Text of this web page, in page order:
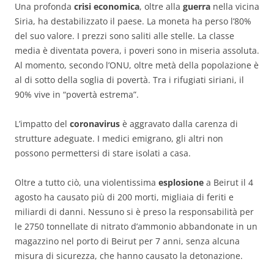
Una profonda crisi economica, oltre alla guerra nella vicina
Siria, ha destabilizzato il paese. La moneta ha perso l’80%
del suo valore. I prezzi sono saliti alle stelle. La classe
media è diventata povera, i poveri sono in miseria assoluta.
Al momento, secondo l’ONU, oltre metà della popolazione è
al di sotto della soglia di povertà. Tra i rifugiati siriani, il
90% vive in “povertà estrema”.
L’impatto del coronavirus è aggravato dalla carenza di
strutture adeguate. I medici emigrano, gli altri non
possono permettersi di stare isolati a casa.
Oltre a tutto ciò, una violentissima esplosione a Beirut il 4
agosto ha causato più di 200 morti, migliaia di feriti e
miliardi di danni. Nessuno si è preso la responsabilità per
le 2750 tonnellate di nitrato d’ammonio abbandonate in un
magazzino nel porto di Beirut per 7 anni, senza alcuna
misura di sicurezza, che hanno causato la detonazione.